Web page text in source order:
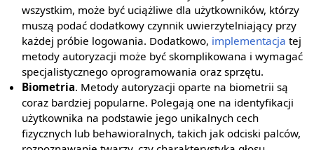
wszystkim, może być uciążliwe dla użytkowników, którzy
muszą podać dodatkowy czynnik uwierzytelniający przy
każdej próbie logowania. Dodatkowo, implementacja tej
metody autoryzacji może być skomplikowana i wymagać
specjalistycznego oprogramowania oraz sprzętu.
Biometria. Metody autoryzacji oparte na biometrii są
coraz bardziej popularne. Polegają one na identyfikacji
użytkownika na podstawie jego unikalnych cech
fizycznych lub behawioralnych, takich jak odciski palców,